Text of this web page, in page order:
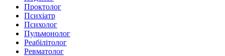
Проктолог
Психіатр
Психолог
Пульмонолог
Реабілітолог
Ревматолог